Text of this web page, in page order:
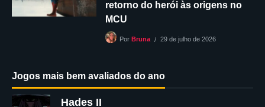
retorno do herói às origens no
MCU
Por Bruna 29 de julho de 2026
Jogos mais bem avaliados do ano
Hades II